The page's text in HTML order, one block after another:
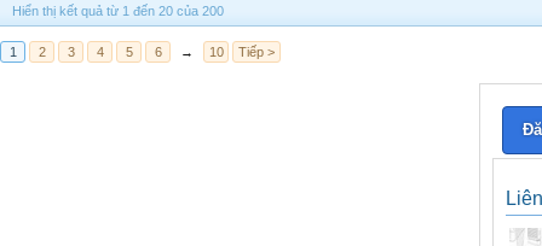
Hiển thị kết quả từ 1 đến 20 của 200
1 2 3 4 5 6 → 10 Tiếp >